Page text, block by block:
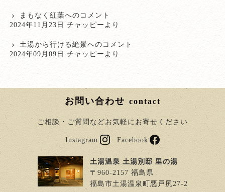
まもなく紅葉へのコメント
2024年11月23日 チャッピーより
土湯から行ける絶景へのコメント
2024年09月09日 チャッピーより
お問い合わせ contact
ご相談・ご質問などお気軽にお寄せください
Instagram Facebook
土湯温泉 土湯別邸 里の湯
〒960-2157 福島県
福島市土湯温泉町悪戸尻27-2